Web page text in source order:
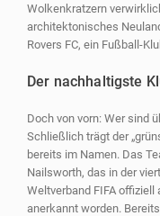
Wolkenkratzern
architektonisches
Rovers FC, ein Fußball-
Der nachhaltigste
Doch von vorn: Wer sind
Schließlich trägt der
bereits im Namen. Das
Nailsworth, das in der
Weltverband FIFA
anerkannt worden.